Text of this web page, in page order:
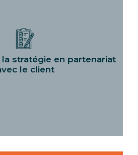
stratégie en partenariat
le client